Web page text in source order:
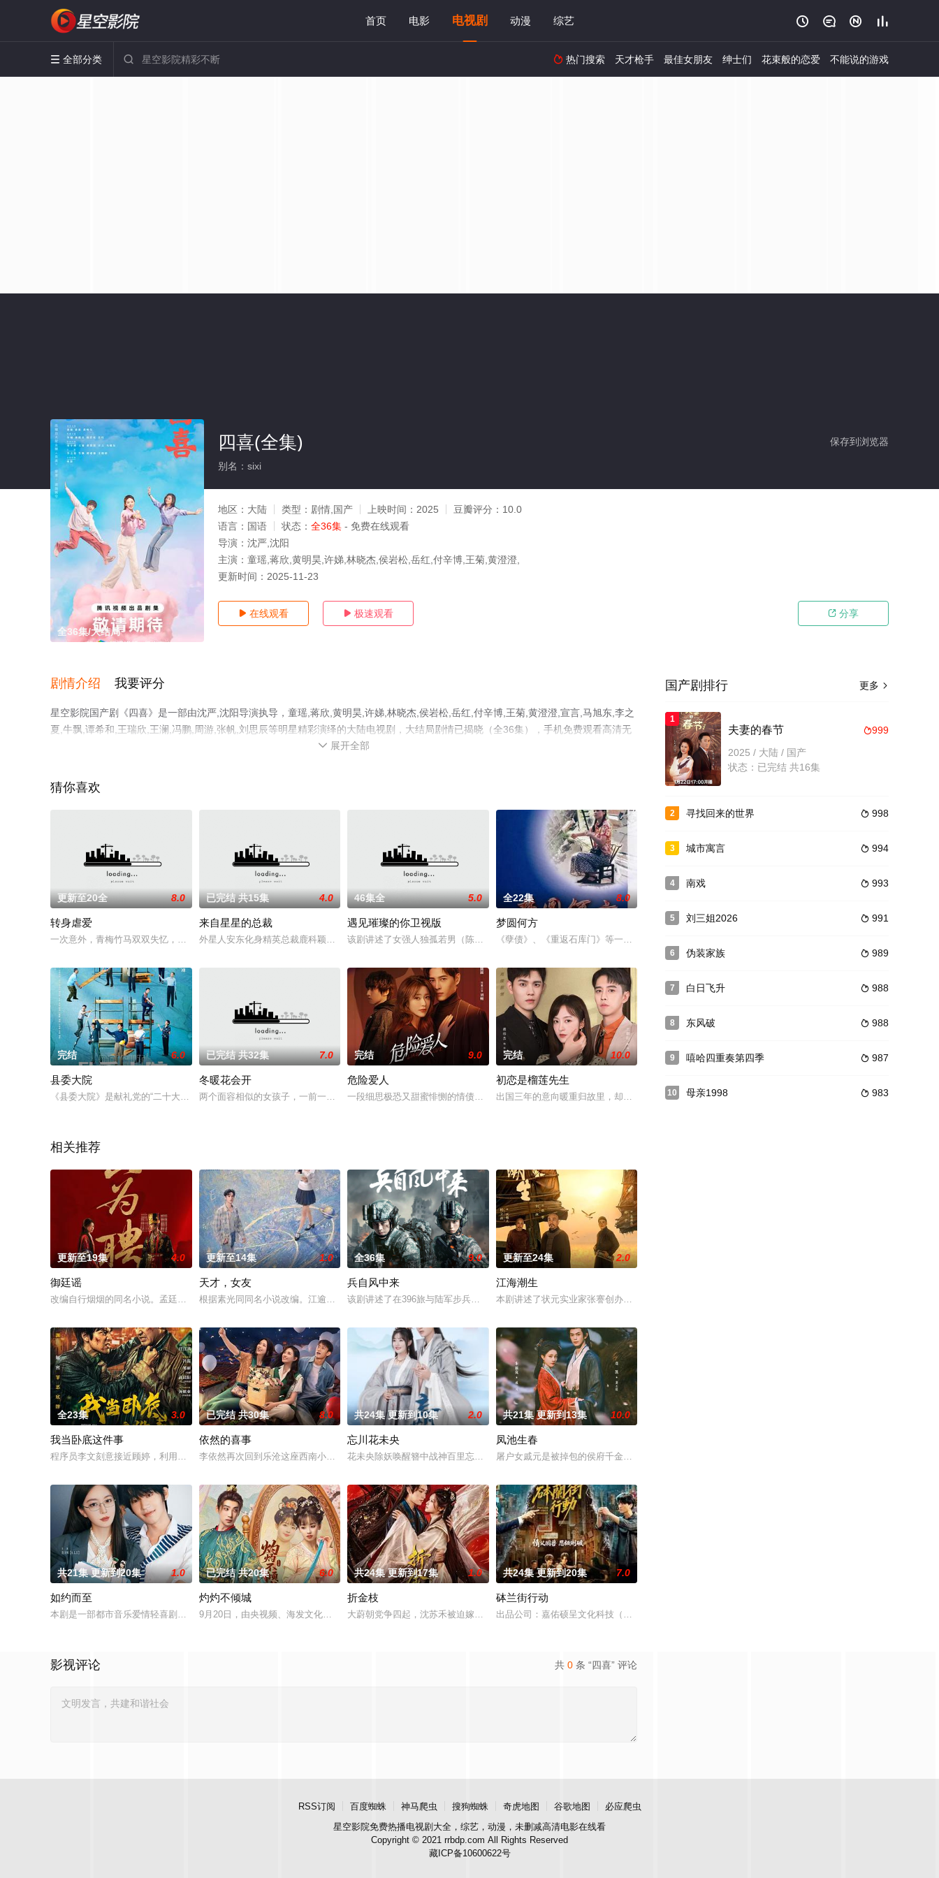
首页 电影 电视剧 动漫 综艺    
 全部分类   热门搜索 天才枪手 最佳女朋友 绅士们 花束般的恋爱 不能说的游戏
全36集/大结局
保存到浏览器
四喜(全集)
别名：sixi
地区： 大陆 类型： 剧情,国产 上映时间： 2025 豆瓣评分： 10.0
语言： 国语 状态： 全36集 - 免费在线观看
导演： 沈严,沈阳
主演： 童瑶,蒋欣,黄明昊,许娣,林晓杰,侯岩松,岳红,付辛博,王菊,黄澄澄,
更新时间： 2025-11-23
 在线观看  极速观看  分享
剧情介绍 我要评分
星空影院国产剧《四喜》是一部由沈严,沈阳导演执导，童瑶,蒋欣,黄明昊,许娣,林晓杰,侯岩松,岳红,付辛博,王菊,黄澄澄,宣言,马旭东,李之
夏,牛飘,谭希和,王瑞欣,王澜,冯鹏,周游,张帆,刘思辰等明星精彩演绎的大陆电视剧，大结局剧情已揭晓（全36集），手机免费观看高清无
删减完整版电视剧全集就上星空电影网，更多相关信息可移步至豆瓣电视剧、电视猫或剧情网等平台了解。
 展开全部
猜你喜欢
更新至20全 8.0
转身虐爱
一次意外，青梅竹马双双失忆，被迫分开，而等待着他们的还有更大的阴谋……
已完结 共15集 4.0
来自星星的总裁
外星人安东化身精英总裁鹿科颖的模样来到地球调查神秘射线，意外与少女苏小染意识互换。为了不破坏规则，安东只能以苏小染的身份在地球生活，并与占据自己身体的
46集全 5.0
遇见璀璨的你卫视版
该剧讲述了女强人独孤若男（陈乔恩 饰）突遭手下艺人宋子豪（王子睿 饰）和员工的联合背叛后,风生水起的事业在一夜间跌落谷底。从不认输的
全22集 8.0
梦圆何方
《孽债》、《重返石库门》等一批反映上海老知青重返故里的电视连续剧曾引起社会各界不小的震动，那些
完结 6.0
县委大院
《县委大院》是献礼党的“二十大”的一项重要作品。讲述了梅晓歌和他在新旧县委大院里先后两任同事们在新时代之大趋势、大变革之下，顺势而为一路前行，艰苦奋斗
已完结 共32集 7.0
冬暖花会开
两个面容相似的女孩子，一前一后走进英皓冬生命。前者，像她的名字，昙花般在一场变故中凋零，后者，同样像她的名字，以自己的芳馨温暖了皓冬的心。18岁女孩蓝
完结 9.0
危险爱人
一段细思极恐又甜蜜悱恻的情债关系，一场夫妻间情感与信任的双重博弈，危险爱情悬念肆起，全程高能反转真相。
完结 10.0
初恋是榴莲先生
出国三年的意向暖重归故里，却在一下飞机的当天，被前男友苏沉强行带走，逼迫她嫁他为妻。，苏沉等了
相关推荐
更新至19集 4.0
御廷谣
改编自行烟烟的同名小说。孟廷辉，大平王朝有史以来个以女子进士科三元及第入翰林院的奇女子。十年前的她被他从死人堆里救出来，蓬头垢面口齿不清。十年后的她才
更新至14集 1.0
天才，女友
根据素光同同名小说改编。江逾白长大以后，林知夏忽然对他说：“江逾白，我喜欢你，哲学和生物学意义上的喜欢。”那个夜晚，他脸颊微热，还听见自己加速的心跳声
全36集 9.0
兵自风中来
该剧讲述了在396旅与陆军步兵学院联合举办的小型军事演习中，郭子剑因不满演习流于形式，假传指令要求真打实抗，虽引发哗然，却获赏识调任
更新至24集 2.0
江海潮生
本剧讲述了状元实业家张謇创办大生企业，实业报国的故事。甲午战争后，国家蒙羞，张謇虽高中状元，却
全23集 3.0
我当卧底这件事
程序员李文刻意接近顾婷，利用顾炎女儿奴的属性，请求老炮儿顾炎带自己用程序员身份卧底电诈集团以求查出未婚妻离奇死亡的真相。两人联手查出诈骗团伙头目阎礼的
已完结 共30集 8.0
依然的喜事
李依然再次回到乐沧这座西南小城，八年隔阂让母女关系渐行渐远。阴差阳错之下，母女二人包揽了小城的“人生大事”。面对一个个残酷又温情的故事，李依然对生命与
共24集 更新到10集 2.0
忘川花未央
花未央除妖唤醒簪中战神百里忘川元神，二人共感相连，一同寻仙草修复肉身。未央动心，却不知自身是身负玄鸟之力的夜族公主，前世相恋遭他
共21集 更新到13集 10.0
凤池生春
屠户女戚元是被掉包的侯府千金，假千金为自保陷害欺辱戚元。戚元无奈沦为靖王萧云庭的暗卫，两人互生
共21集 更新到20集 1.0
如约而至
本剧是一部都市音乐爱情轻喜剧，以音乐剧团为切入点，将一对性格迥异的青年男女联系到一起，讲述了以宁瑾、金禧为首的音乐剧从业者，积极通过音乐剧传承中华优秀
已完结 共20集 6.0
灼灼不倾城
9月20日，由央视频、海发文化、湖北文旅集团、湖北省旅游集团联合出品，陈聚力、周洋共同执导的精品微短剧“王冰冰三部曲”第二部《灼灼不倾城》，在神农架大
共24集 更新到17集 1.0
折金枝
大蔚朝党争四起，沈苏禾被迫嫁二皇子，受尽欺辱家破人亡惨死寺中。一朝重生大婚当日，她决意伪装痴傻查真相，与煜王穆云峥联手查清冤案，
共24集 更新到20集 7.0
砵兰街行动
出品公司：嘉佑硕呈文化科技（苏州）有限公司开机时间：2025年6月底（暂定）拍摄周期：25天拍摄地：佛
共 0 条 “四喜” 评论
影视评论
更多 
国产剧排行
1
999
夫妻的春节
2025 / 大陆 / 国产
状态：已完结 共16集
2  998
寻找回来的世界
3  994
城市寓言
4  993
南戏
5  991
刘三姐2026
6  989
伪装家族
7  988
白日飞升
8  988
东风破
9  987
嘻哈四重奏第四季
10  983
母亲1998
RSS订阅 百度蜘蛛 神马爬虫 搜狗蜘蛛 奇虎地图 谷歌地图
必应爬虫
星空影院免费热播电视剧大全，综艺，动漫，未删减高清电影在线看
Copyright © 2021 rrbdp.com All Rights Reserved
藏ICP备10600622号